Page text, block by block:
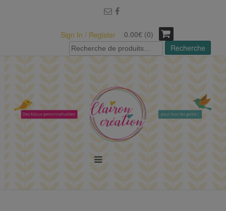
Sign In / Register
0.00€ (0)
Recherche
pour :
Recherche